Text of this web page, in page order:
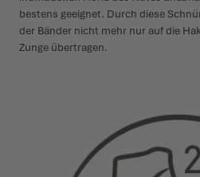
bestens geeignet. Durch diese
der Bänder nicht mehr nur auf die
Zunge übertragen.